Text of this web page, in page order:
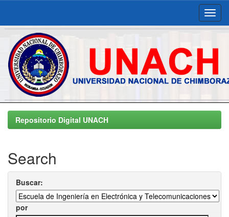
Skip
navigationRepositorio Digital UNACH
Search
Buscar:
por